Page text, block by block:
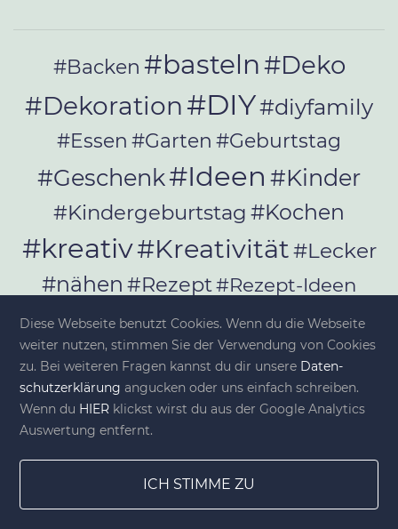
#Backen #basteln#Deko
#Dekoration #DIY#diyfamily
#Essen #Garten #Geburtstag
#Geschenk#Ideen #Kinder
#Kindergeburtstag #Kochen
#kreativ#Kreativität#Lecker
#nähen #Rezept#Rezept-Ideen
#Rezepte#selber_bauen
#selber_machen
#Selbermachen#selber_nähen
#Selfmade
#Upcycling#Werkeln
Diese Webseite benutzt Cookies. Wenn du die Webseite
weiter nutzen, stimmen Sie der Verwendung von Cookies
zu. Bei weiteren Fragen kannst du dir unsere Da­ten­
schutz­er­klä­rung angucken oder uns einfach schreiben.
Wenn du HIER klickst wirst du aus der Google Analytics
Auswertung entfernt.
ICH STIMME ZU